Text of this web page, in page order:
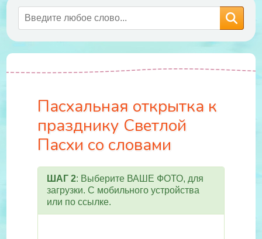
Пасхальная открытка к
празднику Светлой
Пасхи со словами
ШАГ 2: Выберите ВАШЕ ФОТО, для
загрузки. С мобильного устройства
или по ссылке.